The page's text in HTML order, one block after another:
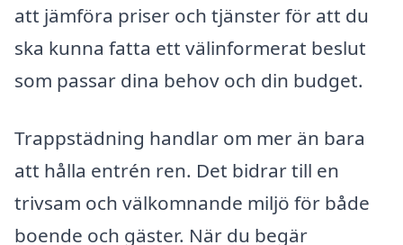
att jämföra priser och tjänster för att du
ska kunna fatta ett välinformerat beslut
som passar dina behov och din budget.
Trappstädning handlar om mer än bara
att hålla entrén ren. Det bidrar till en
trivsam och välkomnande miljö för både
boende och gäster. När du begär